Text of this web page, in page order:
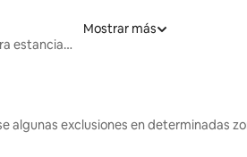
Alojamientos para estancias largas
Mostrar más
algunas exclusiones en determinadas